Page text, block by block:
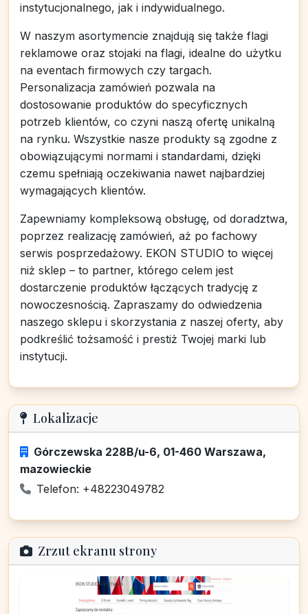
instytucjonalnego, jak i indywidualnego.
W naszym asortymencie znajdują się także flagi
reklamowe oraz stojaki na flagi, idealne do użytku
na eventach firmowych czy targach.
Personalizacja zamówień pozwala na
dostosowanie produktów do specyficznych
potrzeb klientów, co czyni naszą ofertę unikalną
na rynku. Wszystkie nasze produkty są zgodne z
obowiązującymi normami i standardami, dzięki
czemu spełniają oczekiwania nawet najbardziej
wymagających klientów.
Zapewniamy kompleksową obsługę, od doradztwa,
poprzez realizację zamówień, aż po fachowy
serwis posprzedażowy. EKON STUDIO to więcej
niż sklep – to partner, którego celem jest
dostarczenie produktów łączących tradycję z
nowoczesnością. Zapraszamy do odwiedzenia
naszego sklepu i skorzystania z naszej oferty, aby
podkreślić tożsamość i prestiż Twojej marki lub
instytucji.
Lokalizacje
Górczewska 228B/u-6, 01-460 Warszawa,
mazowieckie
Telefon: +48223049782
Zrzut ekranu strony